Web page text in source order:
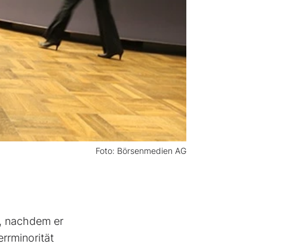
Foto: Börsenmedien AG
nachdem er